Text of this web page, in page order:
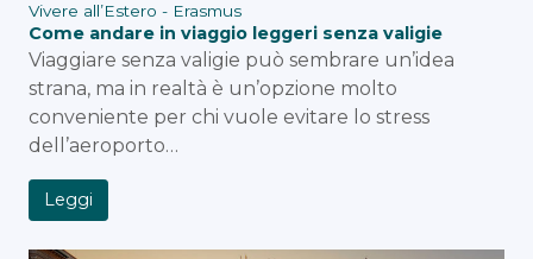
Vivere all’Estero - Erasmus
Come andare in viaggio leggeri senza valigie
Viaggiare senza valigie può sembrare un’idea
strana, ma in realtà è un’opzione molto
conveniente per chi vuole evitare lo stress
dell’aeroporto…
Leggi